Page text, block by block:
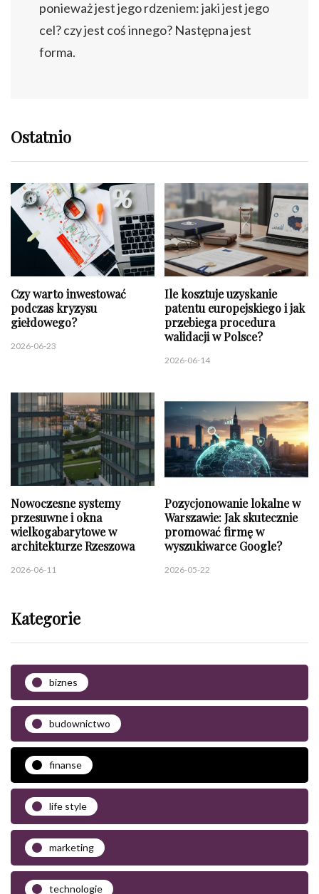
ponieważ jest jego rdzeniem: jaki jest jego
cel? czy jest coś innego? Następna jest
forma.
Ostatnio
Czy warto inwestować
podczas kryzysu
giełdowego?
2026-06-23
Ile kosztuje uzyskanie
patentu europejskiego i jak
przebiega procedura
walidacji w Polsce?
2026-06-14
Nowoczesne systemy
przesuwne i okna
wielkogabarytowe w
architekturze Rzeszowa
2026-06-11
Pozycjonowanie lokalne w
Warszawie: Jak skutecznie
promować firmę w
wyszukiwarce Google?
2026-05-22
Kategorie
biznes
budownictwo
finanse
life style
marketing
technologie